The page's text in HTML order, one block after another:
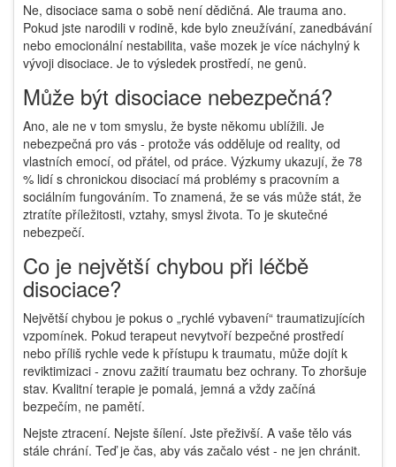
Ne, disociace sama o sobě není dědičná. Ale trauma ano.
Pokud jste narodili v rodině, kde bylo zneužívání, zanedbávání
nebo emocionální nestabilita, vaše mozek je více náchylný k
vývoji disociace. Je to výsledek prostředí, ne genů.
Může být disociace nebezpečná?
Ano, ale ne v tom smyslu, že byste někomu ublížili. Je
nebezpečná pro vás - protože vás odděluje od reality, od
vlastních emocí, od přátel, od práce. Výzkumy ukazují, že 78
% lidí s chronickou disociací má problémy s pracovním a
sociálním fungováním. To znamená, že se vás může stát, že
ztratíte příležitosti, vztahy, smysl života. To je skutečné
nebezpečí.
Co je největší chybou při léčbě
disociace?
Největší chybou je pokus o „rychlé vybavení“ traumatizujících
vzpomínek. Pokud terapeut nevytvoří bezpečné prostředí
nebo příliš rychle vede k přístupu k traumatu, může dojít k
reviktimizaci - znovu zažití traumatu bez ochrany. To zhoršuje
stav. Kvalitní terapie je pomalá, jemná a vždy začíná
bezpečím, ne pamětí.
Nejste ztracení. Nejste šílení. Jste přeživší. A vaše tělo vás
stále chrání. Teď je čas, aby vás začalo vést - ne jen chránit.